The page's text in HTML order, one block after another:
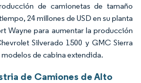
de camionetas de tamaño
24 millones de USD en su planta
Wayne para aumentar la producción
Silverado 1500 y GMC Sierra
de cabina extendida.
de Camiones de Alto